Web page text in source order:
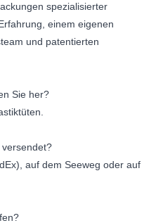
spezialisierter
einem eigenen
und patentierten
Sie her?
auf dem Seeweg oder auf